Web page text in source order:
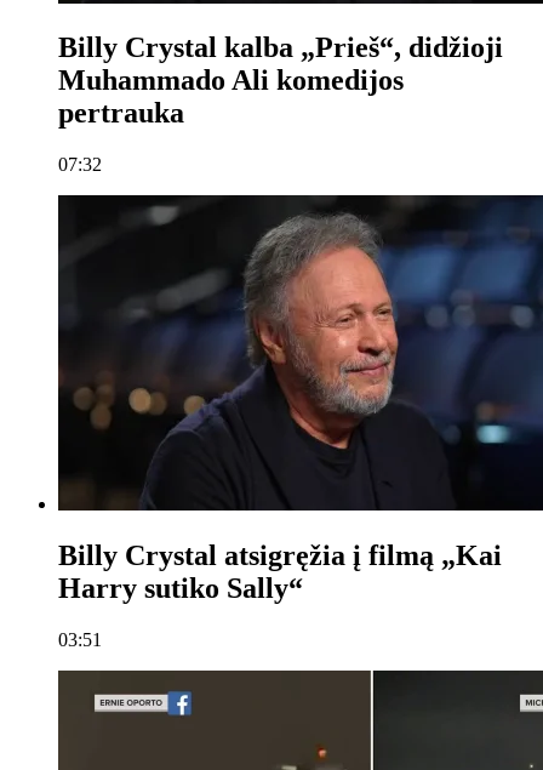
Billy Crystal kalba „Prieš“, didžioji
Muhammado Ali komedijos
pertrauka
07:32
Billy Crystal atsigręžia į filmą „Kai
Harry sutiko Sally“
03:51